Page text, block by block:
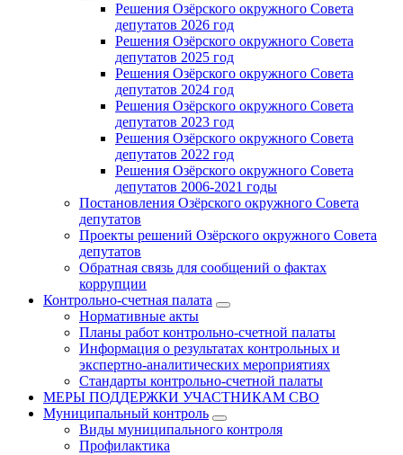
Решения Озёрского окружного Совета
депутатов 2026 год
Решения Озёрского окружного Совета
депутатов 2025 год
Решения Озёрского окружного Совета
депутатов 2024 год
Решения Озёрского окружного Совета
депутатов 2023 год
Решения Озёрского окружного Совета
депутатов 2022 год
Решения Озёрского окружного Совета
депутатов 2006-2021 годы
Постановления Озёрского окружного Совета
депутатов
Проекты решений Озёрского окружного Совета
депутатов
Обратная связь для сообщений о фактах
коррупции
Контрольно-счетная палата
Нормативные акты
Планы работ контрольно-счетной палаты
Информация о результатах контрольных и
экспертно-аналитических мероприятиях
Стандарты контрольно-счетной палаты
МЕРЫ ПОДДЕРЖКИ УЧАСТНИКАМ СВО
Муниципальный контроль
Виды муниципального контроля
Профилактика